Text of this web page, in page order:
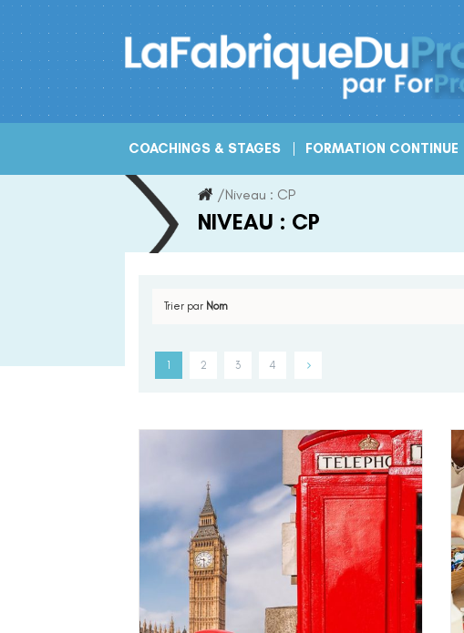
Skip
to
COACHINGS & STAGES FORMATION CONTINUE
/Niveau : CP
NIVEAU : CP
Trier par Nom
1 2 3 4